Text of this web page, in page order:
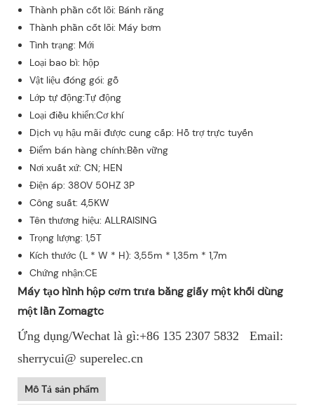
Thành phần cốt lõi: Bánh răng
Thành phần cốt lõi: Máy bơm
Tình trạng: Mới
Loại bao bì: hộp
Vật liệu đóng gói: gỗ
Lớp tự động:Tự động
Loại điều khiển:Cơ khí
Dịch vụ hậu mãi được cung cấp: Hỗ trợ trực tuyến
Điểm bán hàng chính:Bền vững
Nơi xuất xứ: CN; HEN
Điện áp: 380V 50HZ 3P
Công suất: 4,5KW
Tên thương hiệu: ALLRAISING
Trọng lượng: 1,5T
Kích thước (L * W * H): 3,55m * 1,35m * 1,7m
Chứng nhận:CE
Máy tạo hình hộp cơm trưa bằng giấy một khối dùng
một lần Zomagtc
Ứng dụng/Wechat là gì:+86 135 2307 5832 Email:
sherrycui@ superelec.cn
Mô Tả sản phẩm